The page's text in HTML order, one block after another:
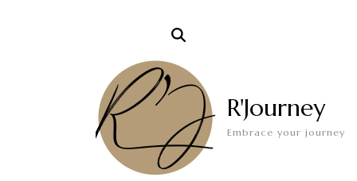
R'Journey
Embrace your journey